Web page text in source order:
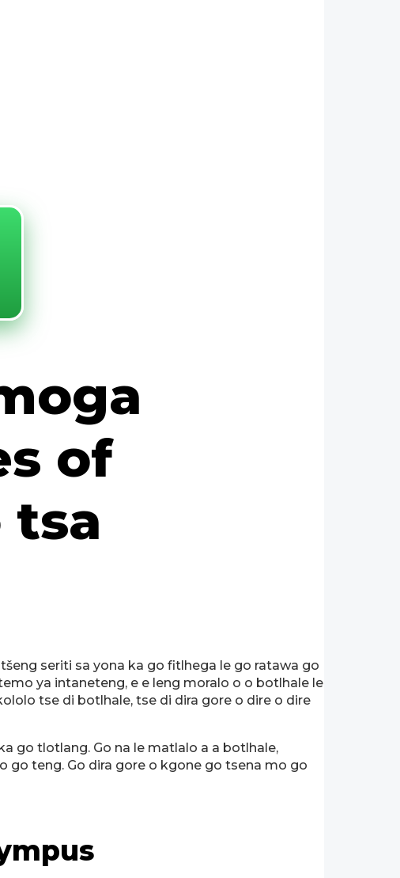
of
tsa
seriti sa yona ka go fitlhega le go ratawa go
ya intaneteng, e e leng moralo o o botlhale le
tse di botlhale, tse di dira gore o dire o dire
go tlotlang. Go na le matlalo a a botlhale,
teng. Go dira gore o kgone go tsena mo go